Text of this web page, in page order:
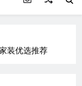
装优选推荐